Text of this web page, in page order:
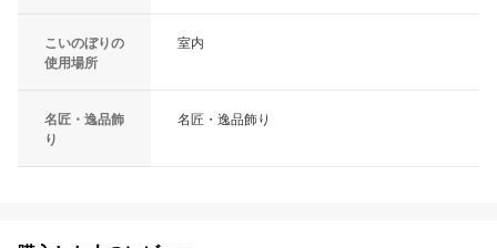
こいのぼりの
使用場所
室内
名匠・逸品飾
り
名匠・逸品飾り